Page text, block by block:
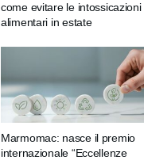
come evitare le intossicazioni
alimentari in estate
Marmomac: nasce il premio
internazionale “Eccellenze